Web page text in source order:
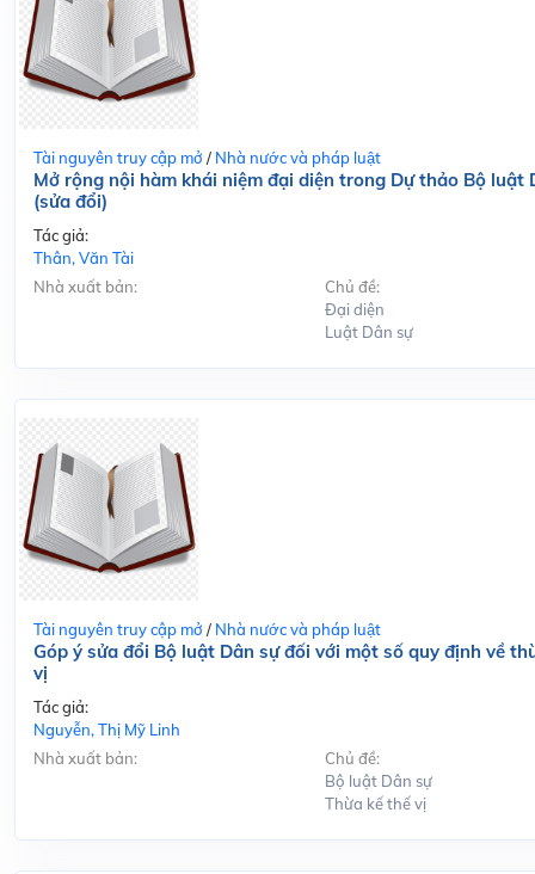
Tài nguyên truy cập mở / Nhà nước và pháp luật
Mở rộng nội hàm khái niệm đại diện trong Dự thảo Bộ luật
(sửa đổi)
Tác giả:
Thân, Văn Tài
Nhà xuất bản:
Chủ đề:
Đại diện
Luật Dân sự
Tài nguyên truy cập mở / Nhà nước và pháp luật
Góp ý sửa đổi Bộ luật Dân sự đối với một số quy định về
vị
Tác giả:
Nguyễn, Thị Mỹ Linh
Nhà xuất bản:
Chủ đề:
Bộ luật Dân sự
Thừa kế thế vị